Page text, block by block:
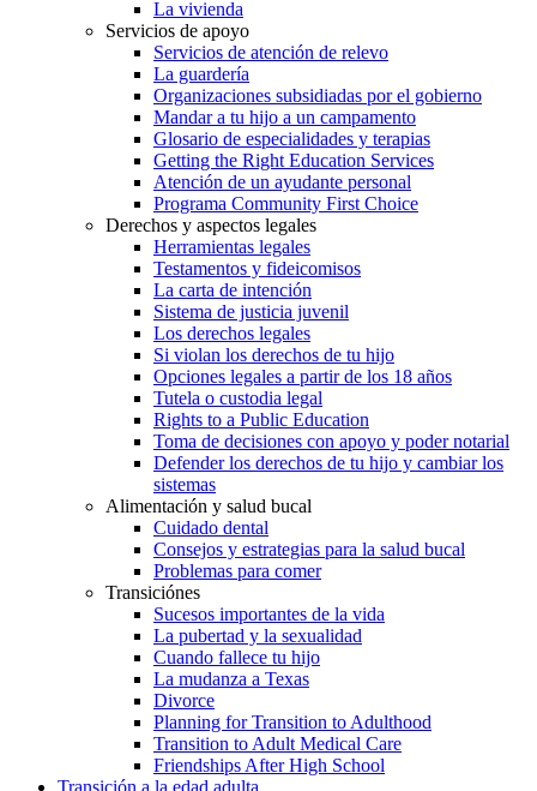
La vivienda
Servicios de apoyo
Servicios de atención de relevo
La guardería
Organizaciones subsidiadas por el gobierno
Mandar a tu hijo a un campamento
Glosario de especialidades y terapias
Getting the Right Education Services
Atención de un ayudante personal
Programa Community First Choice
Derechos y aspectos legales
Herramientas legales
Testamentos y fideicomisos
La carta de intención
Sistema de justicia juvenil
Los derechos legales
Si violan los derechos de tu hijo
Opciones legales a partir de los 18 años
Tutela o custodia legal
Rights to a Public Education
Toma de decisiones con apoyo y poder notarial
Defender los derechos de tu hijo y cambiar los
sistemas
Alimentación y salud bucal
Cuidado dental
Consejos y estrategias para la salud bucal
Problemas para comer
Transiciónes
Sucesos importantes de la vida
La pubertad y la sexualidad
Cuando fallece tu hijo
La mudanza a Texas
Divorce
Planning for Transition to Adulthood
Transition to Adult Medical Care
Friendships After High School
Transición a la edad adulta